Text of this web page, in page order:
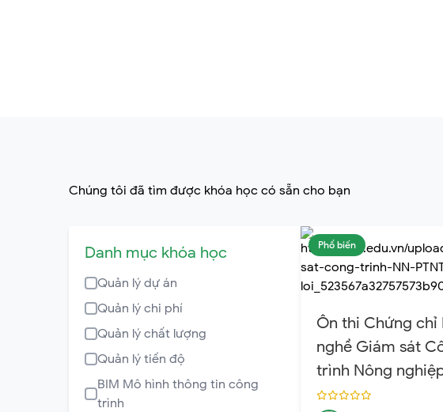
Chúng tôi đã tìm được khóa học có sẵn cho bạn
Danh mục khóa học
Quản lý dự án
Quản lý chi phí
Quản lý chất lượng
Quản lý tiến độ
BIM Mô hình thông tin công
trình
Phổ biến
Ôn thi Chứng chỉ
nghề Giám sát
trình Nông
Phát triển nông